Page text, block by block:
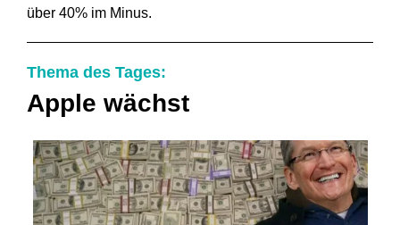
über 40% im Minus.
Thema des Tages:
Apple wächst